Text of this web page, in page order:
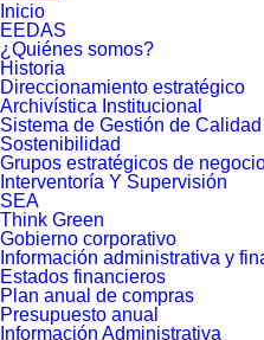
Inicio
EEDAS
¿Quiénes somos?
Historia
Direccionamiento estratégico
Archivística Institucional
Sistema de Gestión de Calidad
Sostenibilidad
Grupos estratégicos de
Interventoría Y Supervisión
SEA
Think Green
Gobierno corporativo
Información administrativa y
Estados financieros
Plan anual de compras
Presupuesto anual
Información Administrativa